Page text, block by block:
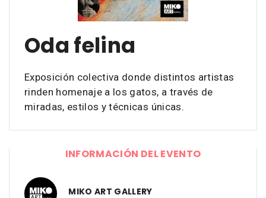
Oda felina
Exposición colectiva donde distintos artistas
rinden homenaje a los gatos, a través de
miradas, estilos y técnicas únicas.
INFORMACIÓN DEL EVENTO
MIKO ART GALLERY